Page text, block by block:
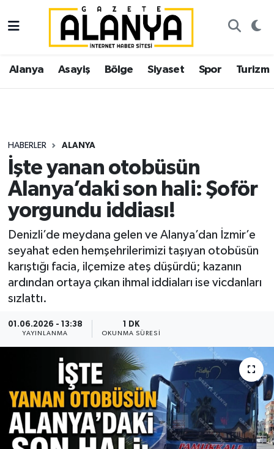
Alanya Asayiş Bölge Siyaset Spor Turizm
HABERLER ALANYA
İşte yanan otobüsün
Alanya’daki son hali: Şoför
yorgundu iddiası!
Denizli’de meydana gelen ve Alanya’dan İzmir’e
seyahat eden hemşehrilerimizi taşıyan otobüsün
karıştığı facia, ilçemize ateş düşürdü; kazanın
ardından ortaya çıkan ihmal iddiaları ise vicdanları
sızlattı.
01.06.2026 - 13:38
YAYINLANMA
1 DK
OKUNMA SÜRESI
Alanya
Asayiş
Siyaset
Spor
Turizm
Ekonomi
Gazipaşa
İstanbul Nöbetçi Eczaneler
İstanbul Hava Durumu
Süper Lig Puan Durumu ve Fikstür
Tüm Manşetler
Son Dakika Haberleri
Haber Arşivi